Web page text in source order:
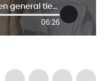
“Yo creo que la ley en general tiene algunos aciertos”: exmagistrado Rubén Pinilla sobre “paz total”
06:26